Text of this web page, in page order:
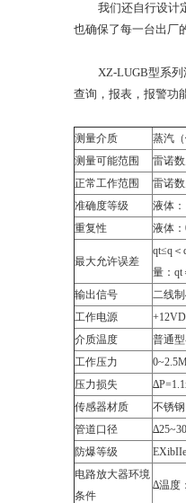
我们还自行设计定
也确保了每一台出厂
XZ-LUGB型系列涡
查询，报表，报警功
测量介质
蒸汽
测量可能范围
雷诺
正常工作范围
雷诺
准确度等级
液体
重复性
液体
最大允许误差
qt≤q
量：qt
输出信号
二线
工作电源
介质温度
普通
工作压力
压力损失
传感器材质
不锈钢
管道口径
防爆等级
电路放大器环境
条件
∆温度